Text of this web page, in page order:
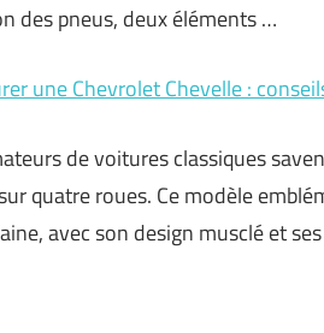
des pneus, deux éléments …
une Chevrolet Chevelle :
de voitures classiques
quatre roues. Ce modèle
avec son design musclé et